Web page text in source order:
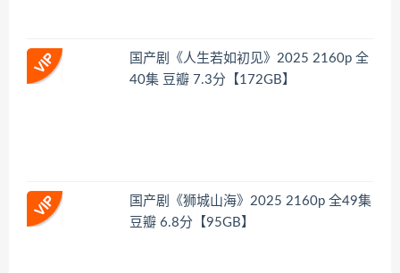
国产剧《人生若如初见》2025 2160p 全
40集 豆瓣 7.3分【172GB】
国产剧《狮城山海》2025 2160p 全49集
豆瓣 6.8分【95GB】